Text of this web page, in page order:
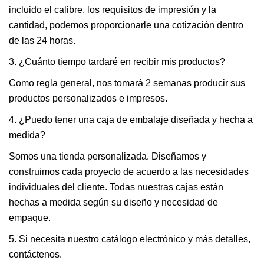
incluido el calibre, los requisitos de impresión y la
cantidad, podemos proporcionarle una cotización dentro
de las 24 horas.
3. ¿Cuánto tiempo tardaré en recibir mis productos?
Como regla general, nos tomará 2 semanas producir sus
productos personalizados e impresos.
4. ¿Puedo tener una caja de embalaje diseñada y hecha a
medida?
Somos una tienda personalizada. Diseñamos y
construimos cada proyecto de acuerdo a las necesidades
individuales del cliente. Todas nuestras cajas están
hechas a medida según su diseño y necesidad de
empaque.
5. Si necesita nuestro catálogo electrónico y más detalles,
contáctenos.